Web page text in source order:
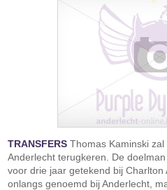
TRANSFERS Thomas Kaminski
Anderlecht terugkeren. De
voor drie jaar getekend bij Charlton
onlangs genoemd bij Anderlecht,